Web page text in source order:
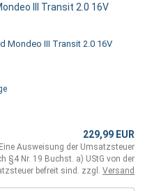
III Transit 2.0 16V
Mondeo III Transit 2.0 16V
229,99 EUR
Ausweisung der Umsatzsteuer
§4 Nr. 19 Buchst. a) UStG von der
befreit sind. zzgl. Versand